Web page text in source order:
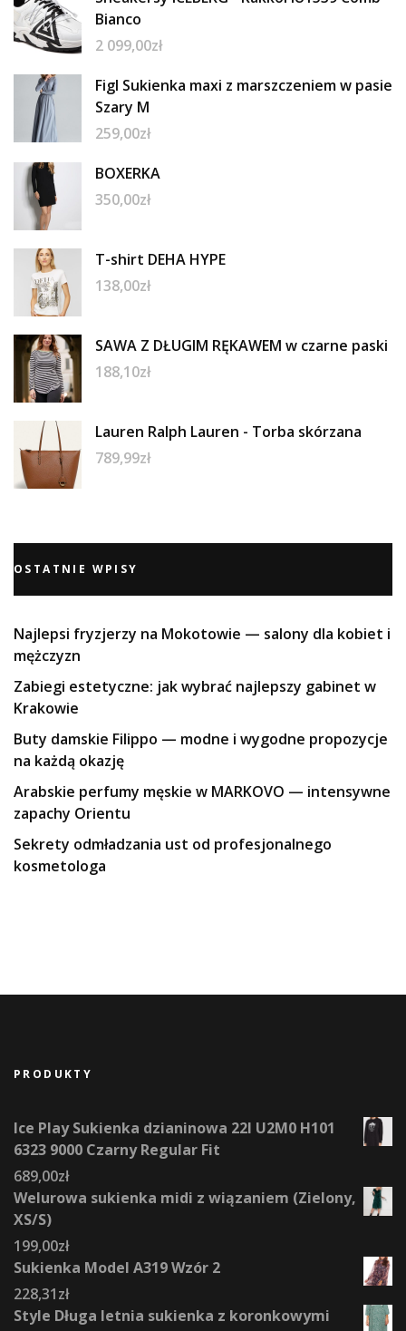
Bianco
2 099,00zł
Figl Sukienka maxi z marszczeniem w pasie
Szary M
259,00zł
BOXERKA
350,00zł
T-shirt DEHA HYPE
138,00zł
SAWA Z DŁUGIM RĘKAWEM w czarne paski
188,10zł
Lauren Ralph Lauren - Torba skórzana
789,99zł
OSTATNIE WPISY
Najlepsi fryzjerzy na Mokotowie — salony dla kobiet i
mężczyzn
Zabiegi estetyczne: jak wybrać najlepszy gabinet w
Krakowie
Buty damskie Filippo — modne i wygodne propozycje
na każdą okazję
Arabskie perfumy męskie w MARKOVO — intensywne
zapachy Orientu
Sekrety odmładzania ust od profesjonalnego
kosmetologa
PRODUKTY
Ice Play Sukienka dzianinowa 22I U2M0 H101
6323 9000 Czarny Regular Fit
689,00zł
Welurowa sukienka midi z wiązaniem (Zielony,
XS/S)
199,00zł
Sukienka Model A319 Wzór 2
228,31zł
Style Długa letnia sukienka z koronkowymi